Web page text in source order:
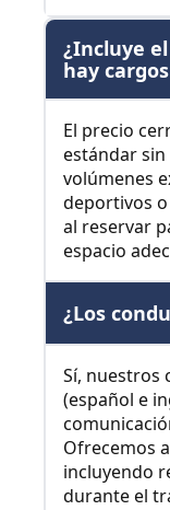
¿Incluye
hay
El precio
estándar sin
volúmenes
deportivos
al reservar
espacio
¿Los
Sí, nuestros
(español e
Ofrecemos
incluyendo
durante el